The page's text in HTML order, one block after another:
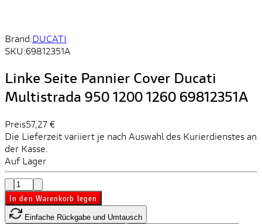
Brand:DUCATI
SKU:69812351A
Linke Seite Pannier Cover Ducati
Multistrada 950 1200 1260 69812351A
Preis57,27 €
Die Lieferzeit variiert je nach Auswahl des Kurierdienstes an
der Kasse.
Auf Lager
In den Warenkorb legen
Einfache Rückgabe und Umtausch